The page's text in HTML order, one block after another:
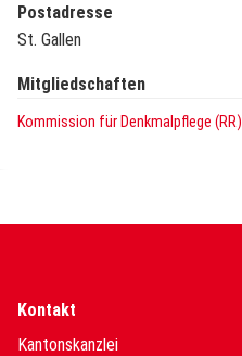
Postadresse
St. Gallen
Mitgliedschaften
Kommission für Denkmalpflege (RR)
Kontakt
Kantonskanzlei